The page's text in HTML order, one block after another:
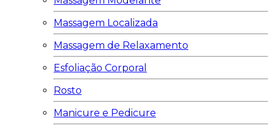
Massagem Localizada
Massagem de Relaxamento
Esfoliação Corporal
Rosto
Manicure e Pedicure